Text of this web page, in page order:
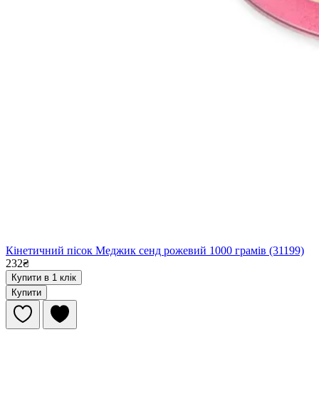
Кінетичний пісок Меджик сенд рожевий 1000 грамів (31199)
232₴
Купити в 1 клік
Купити